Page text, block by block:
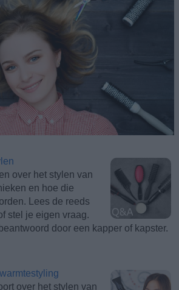
over het stylen van
en hoe die
Lees de reeds
stel je eigen vraag.
door een kapper of kapster.
over het stylen van